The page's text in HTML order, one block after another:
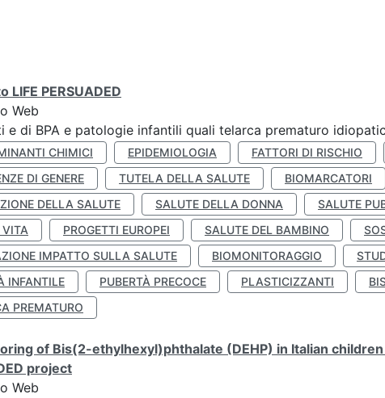
LIFE PERSUADED
Web
e di BPA e patologie infantili quali telarca prematuro
CHIMICI EPIDEMIOLOGIA FATTORI DI RISCHIO
DI GENERE
TUTELA DELLA SALUTE BIOMARCATORI
DELLA SALUTE
SALUTE DELLA DONNA SALUTE
PROGETTI EUROPEI SALUTE DEL BAMBINO
IMPATTO SULLA SALUTE
BIOMONITORAGGIO
INFANTILE
PUBERTÀ PRECOCE PLASTICIZZANTI
PREMATURO
of Bis(2-ethylhexyl)phthalate (DEHP) in Italian
project
Web